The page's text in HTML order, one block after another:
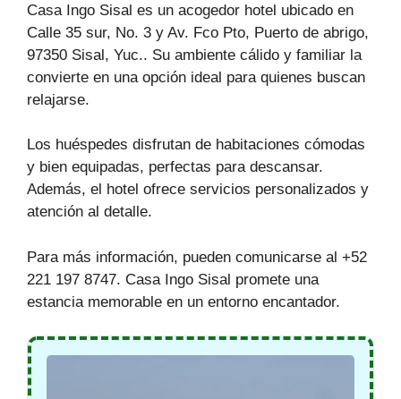
Casa Ingo Sisal es un acogedor hotel ubicado en
Calle 35 sur, No. 3 y Av. Fco Pto, Puerto de abrigo,
97350 Sisal, Yuc.. Su ambiente cálido y familiar la
convierte en una opción ideal para quienes buscan
relajarse.
Los huéspedes disfrutan de habitaciones cómodas
y bien equipadas, perfectas para descansar.
Además, el hotel ofrece servicios personalizados y
atención al detalle.
Para más información, pueden comunicarse al +52
221 197 8747. Casa Ingo Sisal promete una
estancia memorable en un entorno encantador.